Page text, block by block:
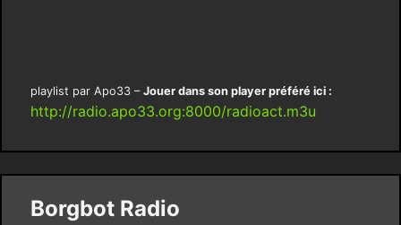
playlist par Apo33 – Jouer dans son player préféré ici :
http://radio.apo33.org:8000/radioact.m3u
Borgbot Radio